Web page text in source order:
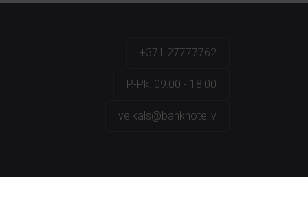
+371 27777762
P.-Pk. 09:00 - 18:00
veikals@banknote.lv